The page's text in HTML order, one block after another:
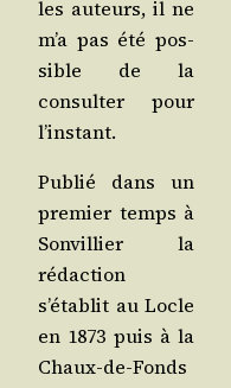
les auteurs, il ne
m’a pas été pos­
sible de la
consul­ter pour
l’instant.
Publié dans un
pre­mier temps à
Son­vil­lier la
rédac­tion
s’établit au Locle
en 1873 puis à la
Chaux-de-Fonds